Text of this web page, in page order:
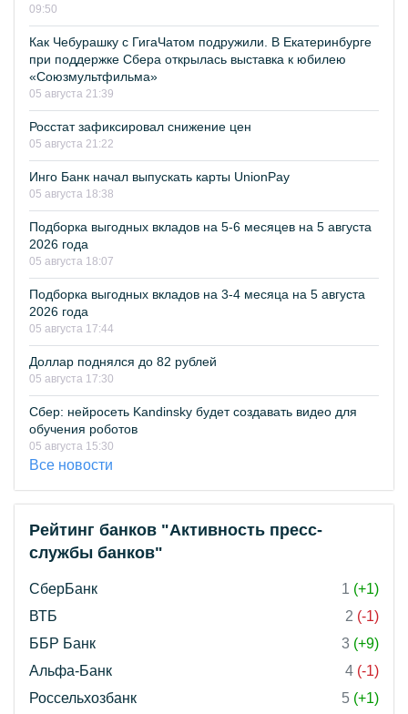
09:50
Как Чебурашку с ГигаЧатом подружили. В Екатеринбурге
при поддержке Сбера открылась выставка к юбилею
«Союзмультфильма»
05 августа 21:39
Росстат зафиксировал снижение цен
05 августа 21:22
Инго Банк начал выпускать карты UnionPay
05 августа 18:38
Подборка выгодных вкладов на 5-6 месяцев на 5 августа
2026 года
05 августа 18:07
Подборка выгодных вкладов на 3-4 месяца на 5 августа
2026 года
05 августа 17:44
Доллар поднялся до 82 рублей
05 августа 17:30
Сбер: нейросеть Kandinsky будет создавать видео для
обучения роботов
05 августа 15:30
Все новости
Рейтинг банков "Активность пресс-
службы банков"
СберБанк 1 (+1)
ВТБ
2 (-1)
ББР Банк
3 (+9)
Альфа-Банк
4 (-1)
Россельхозбанк
5 (+1)